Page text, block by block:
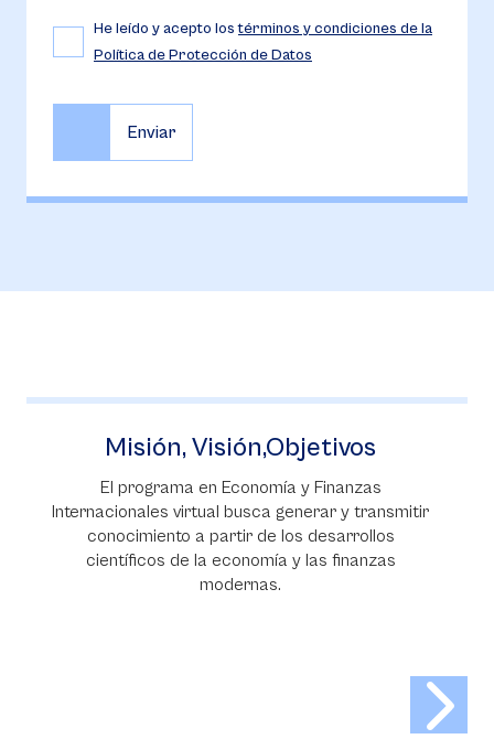
He leído y acepto lostérminos y condiciones de la
Política de Protección de Datos
Visión,Objetivos
en Economía y Finanzas
virtual busca generar y transmitir
a partir de los desarrollos
de la economía y las finanzas
manera